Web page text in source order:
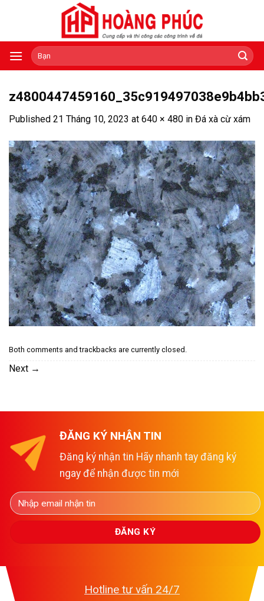
Tìm
kiếm:
Published 21 Tháng 10, 2023 at 640 × 480 in Đá xà cừ xám
Both comments and trackbacks are currently closed.
Next →
ĐĂNG KÝ NHẬN TIN
Đăng ký nhận tin Hãy nhanh tay đăng ký
ngay để nhận được tin mới
Hotline tư vấn 24/7